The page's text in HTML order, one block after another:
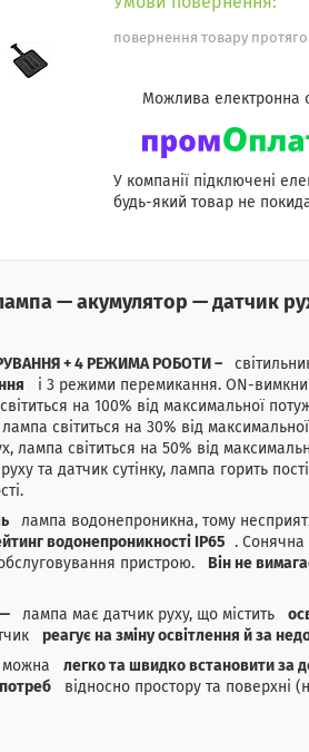
повернення товару
У компанії підключені
будь-який товар не
— акумулятор — датчик
+ 4 РЕЖИМА РОБОТИ –
і 3 режими перемикання. ON-
на 100% від максимальної
світиться на 30% від
лампа світиться на 50% від
та датчик сутінку, лампа горить
лампа водонепроникна, тому
водонепроникності IP65 . Сонячна
пристрою.
Він не
лампа має датчик руху, що містить
реагує на зміну освітлення й за
можна легко та швидко встановити за
відносно простору та поверхні